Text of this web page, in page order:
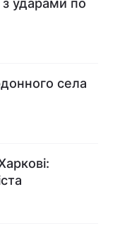
ударами по
села